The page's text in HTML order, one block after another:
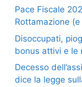
Pace Fiscale
Rottamazione
Disoccupati,
bonus attivi e le
Decesso
dice la legge